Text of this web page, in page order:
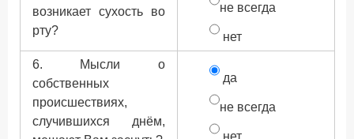
возникает сухость во
рту?
не всегда
нет
6. Мысли о
собственных
происшествиях,
случившихся днём,
да
не всегда
нет